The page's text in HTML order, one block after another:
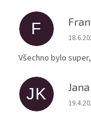
F
Všechno bylo
JK